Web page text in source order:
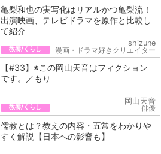
亀梨和也の実写化はリアルかつ亀梨流！
出演映画、テレビドラマを原作と比較し
て紹介
教養/くらし
shizune
漫画・ドラマ好きクリエイター
【#33】※この岡山天音はフィクション
です。／もり
教養/くらし
岡山天音
俳優
儒教とは？教えの内容・五常をわかりや
すく解説【日本への影響も】